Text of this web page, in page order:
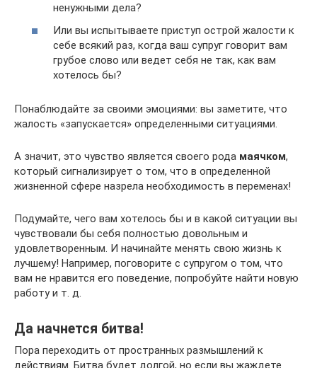
ненужными дела?
Или вы испытываете приступ острой жалости к
себе всякий раз, когда ваш супруг говорит вам
грубое слово или ведет себя не так, как вам
хотелось бы?
Понаблюдайте за своими эмоциями: вы заметите, что
жалость «запускается» определенными ситуациями.
А значит, это чувство является своего рода маячком,
который сигнализирует о том, что в определенной
жизненной сфере назрела необходимость в переменах!
Подумайте, чего вам хотелось бы и в какой ситуации вы
чувствовали бы себя полностью довольным и
удовлетворенным. И начинайте менять свою жизнь к
лучшему! Например, поговорите с супругом о том, что
вам не нравится его поведение, попробуйте найти новую
работу и т. д.
Да начнется битва!
Пора переходить от пространных размышлений к
действиям. Битва будет долгой, но если вы жаждете